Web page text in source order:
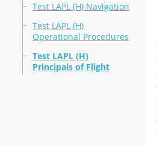
Test LAPL (H) Navigation
Test LAPL (H)
Operational Procedures
Test LAPL (H)
Principals of Flight